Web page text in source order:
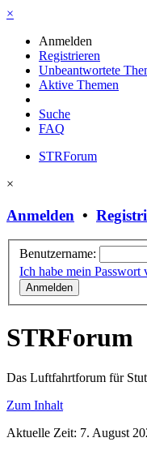
×
Anmelden
Registrieren
Unbeantwortete
Aktive Themen
Suche
FAQ
STRForum
×
Anmelden •
Benutzername:
Ich habe mein Passwort
STRForum
Das Luftfahrtforum für
Zum Inhalt
Aktuelle Zeit: 7. August